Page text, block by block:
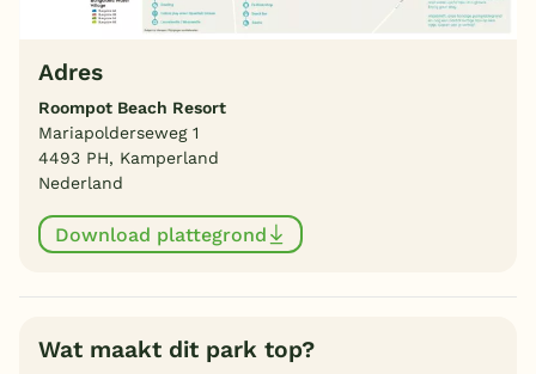
Adres
Roompot Beach Resort
Mariapolderseweg 1
4493 PH, Kamperland
Nederland
Download plattegrond
Wat maakt dit park top?